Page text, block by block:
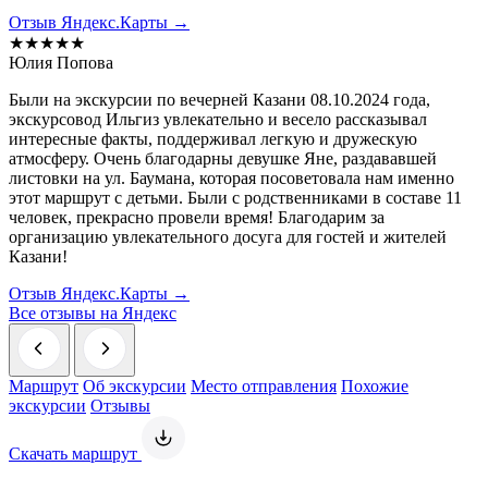
Отзыв Яндекс.Карты →
★★★★★
Юлия Попова
Были на экскурсии по вечерней Казани 08.10.2024 года,
экскурсовод Ильгиз увлекательно и весело рассказывал
интересные факты, поддерживал легкую и дружескую
атмосферу. Очень благодарны девушке Яне, раздававшей
листовки на ул. Баумана, которая посоветовала нам именно
этот маршрут с детьми. Были с родственниками в составе 11
человек, прекрасно провели время! Благодарим за
организацию увлекательного досуга для гостей и жителей
Казани!
Отзыв Яндекс.Карты →
Все отзывы на Яндекс
Маршрут Об экскурсии Место отправления Похожие
экскурсии Отзывы
Скачать маршрут